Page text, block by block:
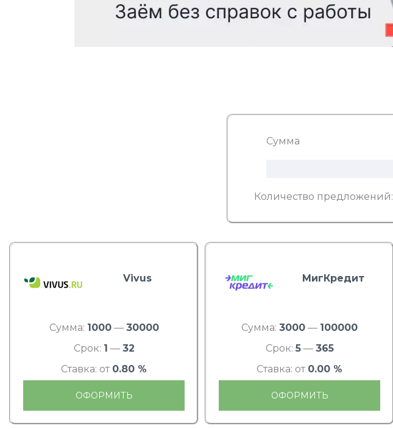
Сумма
Количество предложений:
Vivus
Сумма: 1000— 30000
Срок: 1 — 32
Ставка: от 0.80 %
ОФОРМИТЬ
МигКредит
Сумма: 3000 — 100000
Срок: 5— 365
Ставка: от 0.00 %
ОФОРМИТЬ